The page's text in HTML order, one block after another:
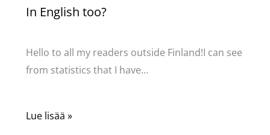
In English too?
Hello to all my readers outside Finland!I can see
from statistics that I have…
Lue lisää »